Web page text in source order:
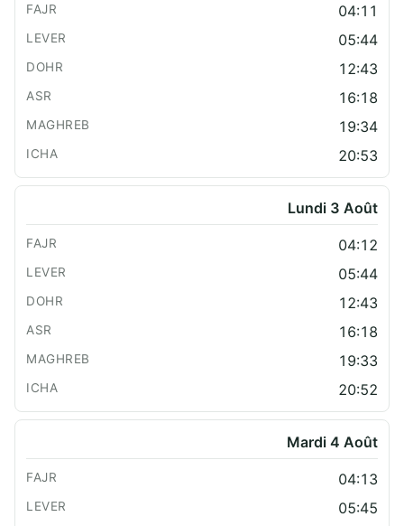
04:11
05:44
12:43
16:18
19:34
20:53
Lundi 3 Août
04:12
05:44
12:43
16:18
19:33
20:52
Mardi 4 Août
04:13
05:45